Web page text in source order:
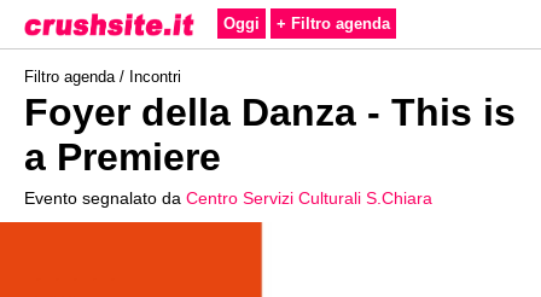
Oggi + Filtro agenda
Filtro agenda / Incontri
Foyer della Danza - This is
a Premiere
Evento segnalato da Centro Servizi Culturali S.Chiara